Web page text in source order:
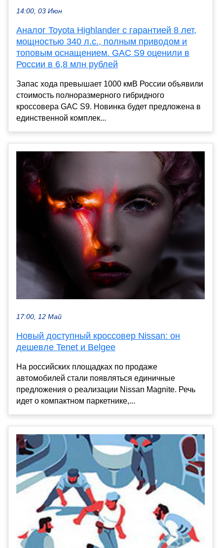
14:00, 03 Июн
Аналог Toyota Highlander с гарантией 8 лет,
мощностью 340 л.с., полным приводом и
топовым оснащением. GAC S9 оценили в
России в 6,8 млн рублей
Запас хода превышает 1000 кмВ России объявили
стоимость полноразмерного гибридного
кроссовера GAC S9. Новинка будет предложена в
единственной комплек...
17:00, 12 Май
Новый доступный кроссовер Nissan: он
дешевле Tenet и Belgee
На российских площадках по продаже
автомобилей стали появляться единичные
предложения о реализации Nissan Magnite. Речь
идет о компактном паркетнике,...